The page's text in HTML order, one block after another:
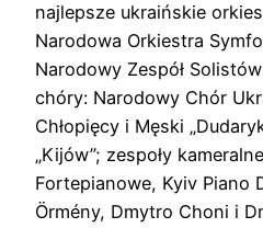
najlepsze ukraińskie
Narodowa Orkiestra
Narodowy Zespół
chóry: Narodowy Chór
Chłopięcy i Męski
„Kijów”; zespoły
Fortepianowe, Kyiv Piano
Örmény, Dmytro Choni i